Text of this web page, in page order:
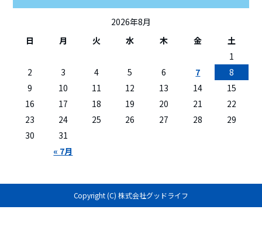
2026年8月
日
月 火 水 木 金 土
« 7月
1
2
3 4 5 6 7
8
9
10 11 12 13 14
15
16
17 18 19 20 21
22
23
24 25 26 27 28
29
30
31
Copyright (C) 株式会社グッドライフ